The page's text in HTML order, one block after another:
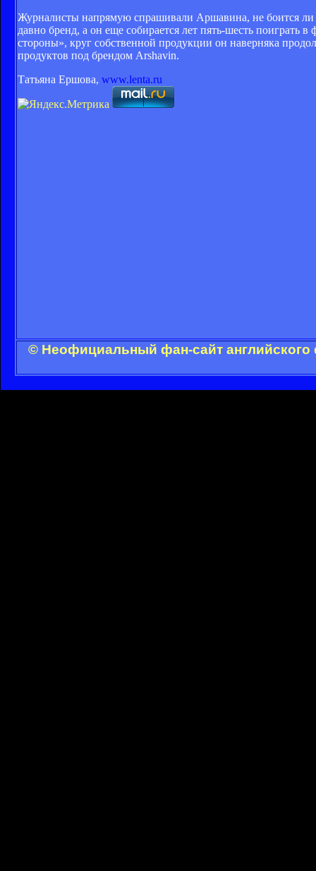
Журналисты напрямую спрашивали Аршавина, не боится ли
давно бренд, а он еще собирается лет пять-шесть поиграть
стороны», круг собственной продукции он наверняка
продуктов под брендом Arshavin.
Татьяна Ершова, www.lenta.ru
© Неофициальный фан-сайт английского